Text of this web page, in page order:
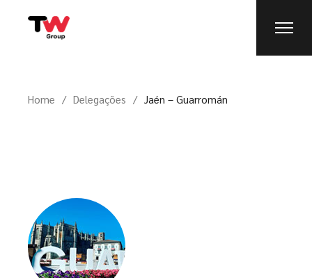
Home Delegações Jaén – Guarromán